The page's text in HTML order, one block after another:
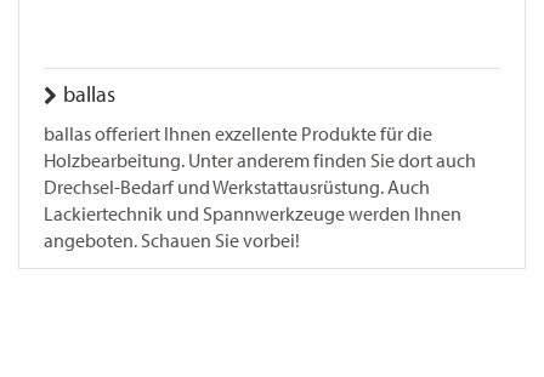
ballas
ballas offeriert Ihnen exzellente Produkte für die
Holzbearbeitung. Unter anderem finden Sie dort auch
Drechsel-Bedarf und Werkstattausrüstung. Auch
Lackiertechnik und Spannwerkzeuge werden Ihnen
angeboten. Schauen Sie vorbei!